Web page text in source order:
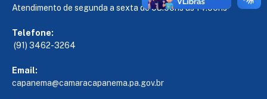
Atendimento de segunda a sexta de 08:00hs às 14:00hs
Telefone:
(91) 3462-3264
Email:
capanema@camaracapanema.pa.gov.br